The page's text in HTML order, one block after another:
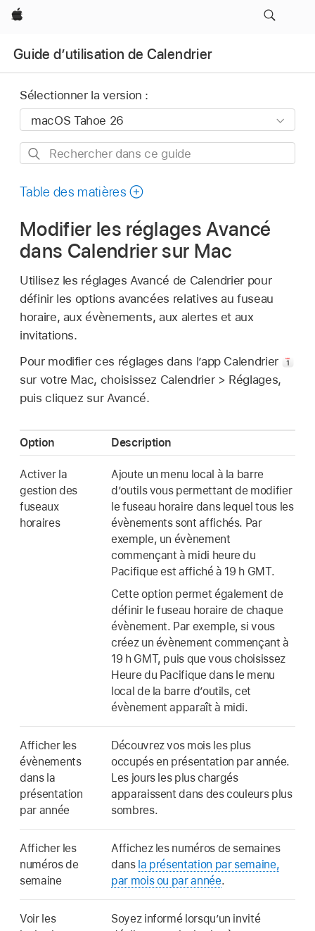
Apple
Guide d’utilisation de Calendrier
Sélectionner la version :
Rechercher
ce
Table des matières
Modifier les réglages Avancé
dans Calendrier sur Mac
Utilisez les réglages Avancé de Calendrier pour
définir les options avancées relatives au fuseau
horaire, aux évènements, aux alertes et aux
invitations.
Pour modifier ces réglages dans l’app Calendrier
sur votre Mac, choisissez Calendrier > Réglages,
puis cliquez sur Avancé.
Option Description
Activer la
gestion des
fuseaux
horaires
Ajoute un menu local à la barre
d’outils vous permettant de modifier
le fuseau horaire dans lequel tous les
évènements sont affichés. Par
exemple, un évènement
commençant à midi heure du
Pacifique est affiché à 19 h GMT.
Cette option permet également de
définir le fuseau horaire de chaque
évènement. Par exemple, si vous
créez un évènement commençant à
19 h GMT, puis que vous choisissez
Heure du Pacifique dans le menu
local de la barre d’outils, cet
évènement apparaît à midi.
Afficher les
évènements
dans la
présentation
par année
Découvrez vos mois les plus
occupés en présentation par année.
Les jours les plus chargés
apparaissent dans des couleurs plus
sombres.
Afficher les
numéros de
semaine
Affichez les numéros de semaines
dans la présentation par semaine,
par mois ou par année.
Voir les
Soyez informé lorsqu’un invité